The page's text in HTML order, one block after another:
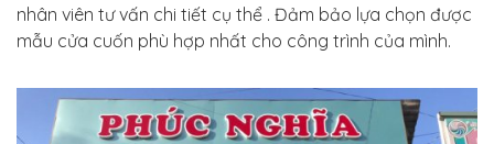
nhân viên tư vấn chi tiết cụ thể . Đảm bảo lựa chọn được
mẫu cửa cuốn phù hợp nhất cho công trình của mình.